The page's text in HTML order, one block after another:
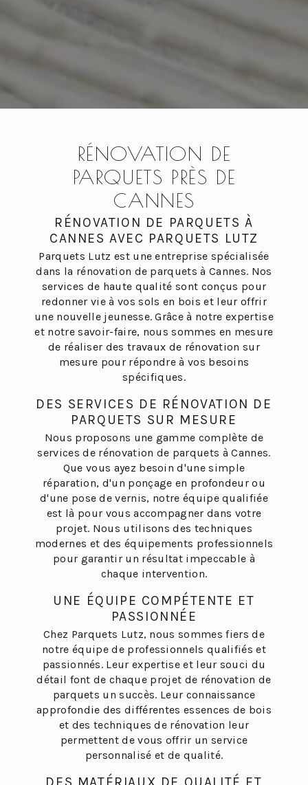
RÉNOVATION DE
PARQUETS PRÈS DE
CANNES
RÉNOVATION DE PARQUETS À
CANNES AVEC PARQUETS LUTZ
Parquets Lutz est une entreprise spécialisée
dans la rénovation de parquets à Cannes. Nos
services de haute qualité sont conçus pour
redonner vie à vos sols en bois et leur offrir
une nouvelle jeunesse. Grâce à notre expertise
et notre savoir-faire, nous sommes en mesure
de réaliser des travaux de rénovation sur
mesure pour répondre à vos besoins
spécifiques.
DES SERVICES DE RÉNOVATION DE
PARQUETS SUR MESURE
Nous proposons une gamme complète de
services de rénovation de parquets à Cannes.
Que vous ayez besoin d'une simple
réparation, d'un ponçage en profondeur ou
d'une pose de vernis, notre équipe qualifiée
est là pour vous accompagner dans votre
projet. Nous utilisons des techniques
modernes et des équipements professionnels
pour garantir un résultat impeccable à
chaque intervention.
UNE ÉQUIPE COMPÉTENTE ET
PASSIONNÉE
Chez Parquets Lutz, nous sommes fiers de
notre équipe de professionnels qualifiés et
passionnés. Leur expertise et leur souci du
détail font de chaque projet de rénovation de
parquets un succès. Leur connaissance
approfondie des différentes essences de bois
et des techniques de rénovation leur
permettent de vous offrir un service
personnalisé et de qualité.